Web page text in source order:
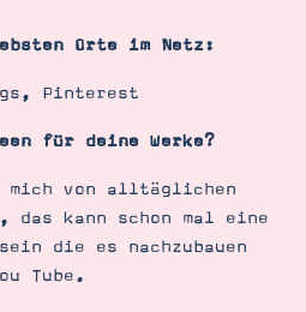
Orte im Netz:
Pinterest
für deine Werke?
mich von alltäglichen
das kann schon mal eine
die es nachzubauen
Tube.